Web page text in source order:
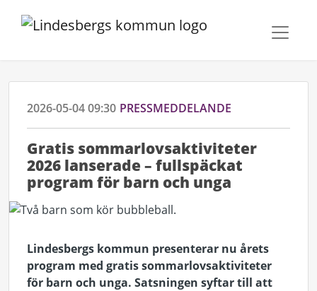
2026-05-04 09:30 PRESSMEDDELANDE
Gratis sommarlovsaktiviteter
2026 lanserade – fullspäckat
program för barn och unga
Lindesbergs kommun presenterar nu årets
program med gratis sommarlovsaktiviteter
för barn och unga. Satsningen syftar till att